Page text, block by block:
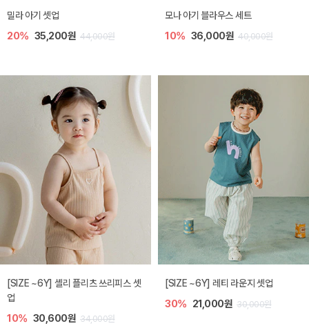
밀라 아기 셋업
20% 35,200원 44,000원
모나 아기 블라우스 세트
10% 36,000원 40,000원
[SIZE ~6Y] 셸리 플리츠 쓰리피스 셋
업
10% 30,600원 34,000원
[SIZE ~6Y] 레티 라운지 셋업
30% 21,000원 30,000원